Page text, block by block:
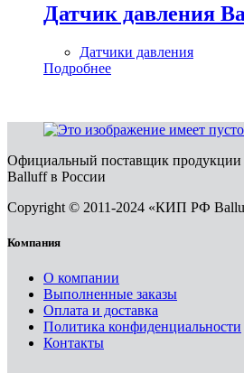
Датчик давления
Датчики давления
Подробнее
Официальный поставщик продукции
Balluff в России
Copyright © 2011-2024 «КИП РФ
Компания
О компании
Выполненные заказы
Оплата и доставка
Политика конфиденциальности
Контакты